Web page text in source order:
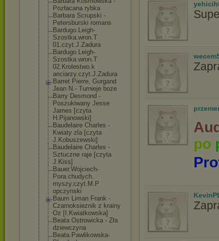
Pozłacana rybka
Barbara Scrupski -
Petersburski romans
Bardugo.Leigh-
Szostka.wron.T
01.czyt.J.Zadura
Bardugo.Leigh-
Szostka.wron.T
02.Krolestwo.k
anciarzy.czyt.J.Zadura
Barret Pierre, Gurgand
Jean N.- Turnieje boze
Barry Desmond -
Poszukiwany Jesse
James [czyta
H.Pijanowski]
Baudelaire Charles -
Kwiaty zla [czyta
J.Kobuszewski]
Baudelaire Charles -
Sztuczne raje [czyta
J.Kiss]
Bauer.Wojciech-
Pora.chudych.
myszy.czyt.M.P
opczynski
Baum Liman Frank -
Czarnoksieznik z krainy
Oz [I.Kwiatkowska]
Beata Ostrowicka - Zła
dziewczyna
Beata.Pawlikowska-
po